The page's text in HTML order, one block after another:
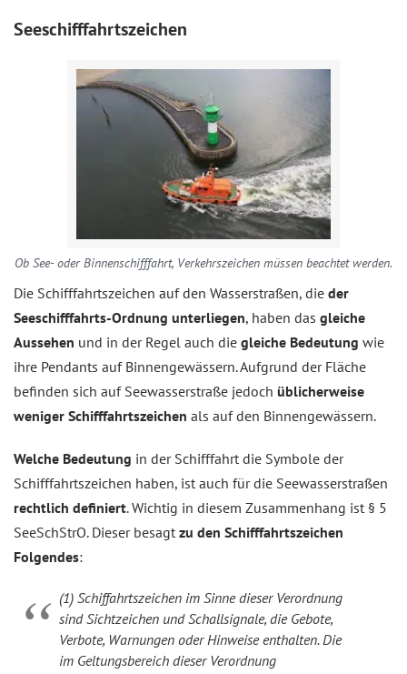
Seeschifffahrtszeichen
Ob See- oder Binnenschifffahrt, Verkehrszeichen müssen beachtet werden.
Die Schifffahrtszeichen auf den Wasserstraßen, die der
Seeschifffahrts-Ordnung unterliegen, haben das gleiche
Aussehen und in der Regel auch die gleiche Bedeutung wie
ihre Pendants auf Binnengewässern. Aufgrund der Fläche
befinden sich auf Seewasserstraße jedoch üblicherweise
weniger Schifffahrtszeichen als auf den Binnengewässern.
Welche Bedeutung in der Schifffahrt die Symbole der
Schifffahrtszeichen haben, ist auch für die Seewasserstraßen
rechtlich definiert. Wichtig in diesem Zusammenhang ist § 5
SeeSchStrO. Dieser besagt zu den Schifffahrtszeichen
Folgendes:
(1) Schiffahrtszeichen im Sinne dieser Verordnung
sind Sichtzeichen und Schallsignale, die Gebote,
Verbote, Warnungen oder Hinweise enthalten. Die
im Geltungsbereich dieser Verordnung